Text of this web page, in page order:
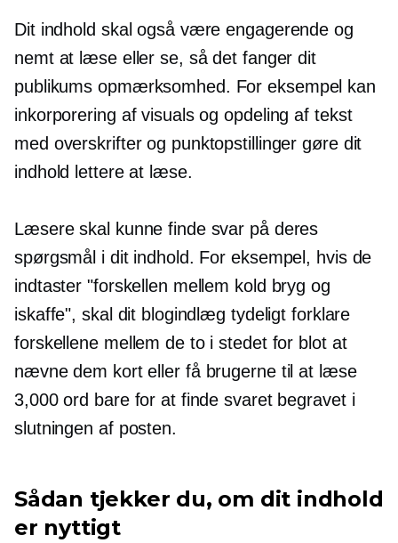
Dit indhold skal også være engagerende og
nemt at læse eller se, så det fanger dit
publikums opmærksomhed. For eksempel kan
inkorporering af visuals og opdeling af tekst
med overskrifter og punktopstillinger gøre dit
indhold lettere at læse.
Læsere skal kunne finde svar på deres
spørgsmål i dit indhold. For eksempel, hvis de
indtaster "forskellen mellem kold bryg og
iskaffe", skal dit blogindlæg tydeligt forklare
forskellene mellem de to i stedet for blot at
nævne dem kort eller få brugerne til at læse
3,000 ord bare for at finde svaret begravet i
slutningen af posten.
Sådan tjekker du, om dit indhold
er nyttigt